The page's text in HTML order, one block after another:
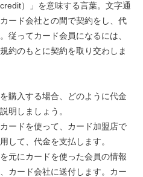
）」を意味する言葉。文字通
ード会社との間で契約をし、代
従ってカード会員になるには、
約のもとに契約を取り交わしま
購入する場合、どのように代金
明しましょう。
ードを使って、カード加盟店で
して、代金を支払します。
元にカードを使った会員の情報
カード会社に送付します。カー